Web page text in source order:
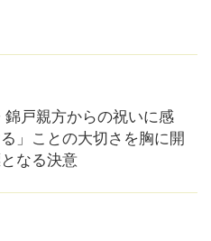
戸親方からの祝いに感
」ことの大切さを胸に開
なる決意